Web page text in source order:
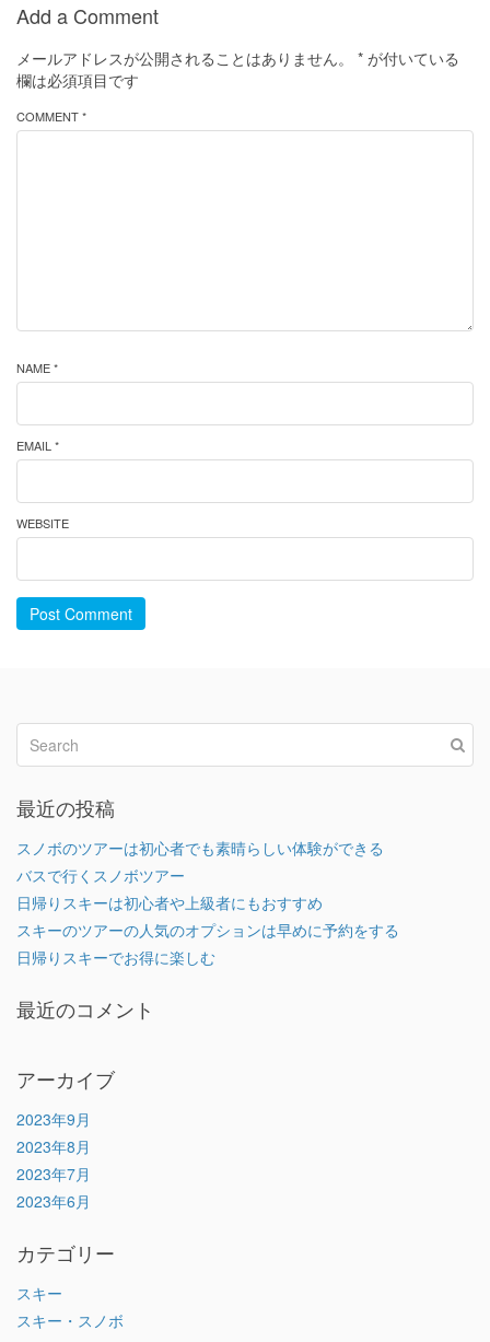
Add a Comment
メールアドレスが公開されることはありません。 * が付いている
欄は必須項目です
COMMENT *
NAME *
EMAIL *
WEBSITE
Post Comment
最近の投稿
スノボのツアーは初心者でも素晴らしい体験ができる
バスで行くスノボツアー
日帰りスキーは初心者や上級者にもおすすめ
スキーのツアーの人気のオプションは早めに予約をする
日帰りスキーでお得に楽しむ
最近のコメント
アーカイブ
2023年9月
2023年8月
2023年7月
2023年6月
カテゴリー
スキー
スキー・スノボ